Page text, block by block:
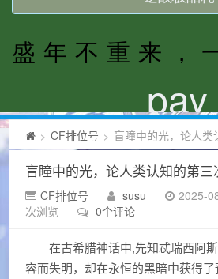
> CF排位号 > 盲瞳中的光，论人类
盲瞳中的光，论人类认知的第三
CF排位号 susu 2025-
次浏览
0个评论
在古希腊神话中,先知忒瑞西阿
容而失明，却在永恒的黑暗中获得